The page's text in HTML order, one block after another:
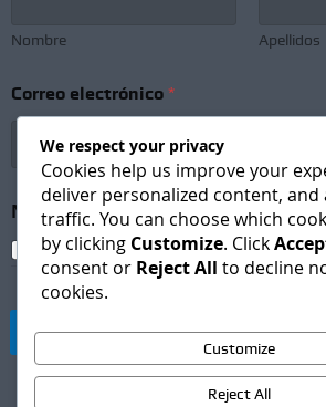
Nombre Apellidos
Correo electrónico *
o
m
b
Newsletter Subscription*
I agree to receive newsletters and
Suscribirse
We respect your privacy
Cookies help us improve your
deliver personalized content, and
traffic. You can choose which
by clicking Customize. Click
consent or Reject All to decline
cookies.
Customize
Reject All